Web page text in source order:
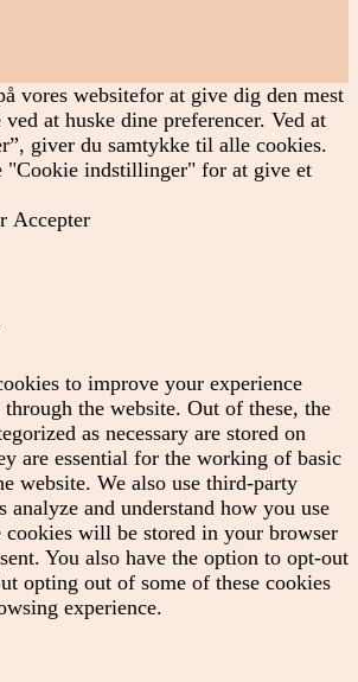
vores websitefor at give dig den mest
at huske dine preferencer. Ved at
giver du samtykke til alle cookies.
"Cookie indstillinger" for at give et
Accepter
to improve your experience
the website. Out of these, the
as necessary are stored on
are essential for the working of basic
website. We also use third-party
analyze and understand how you use
cookies will be stored in your browser
You also have the option to opt-out
opting out of some of these cookies
experience.